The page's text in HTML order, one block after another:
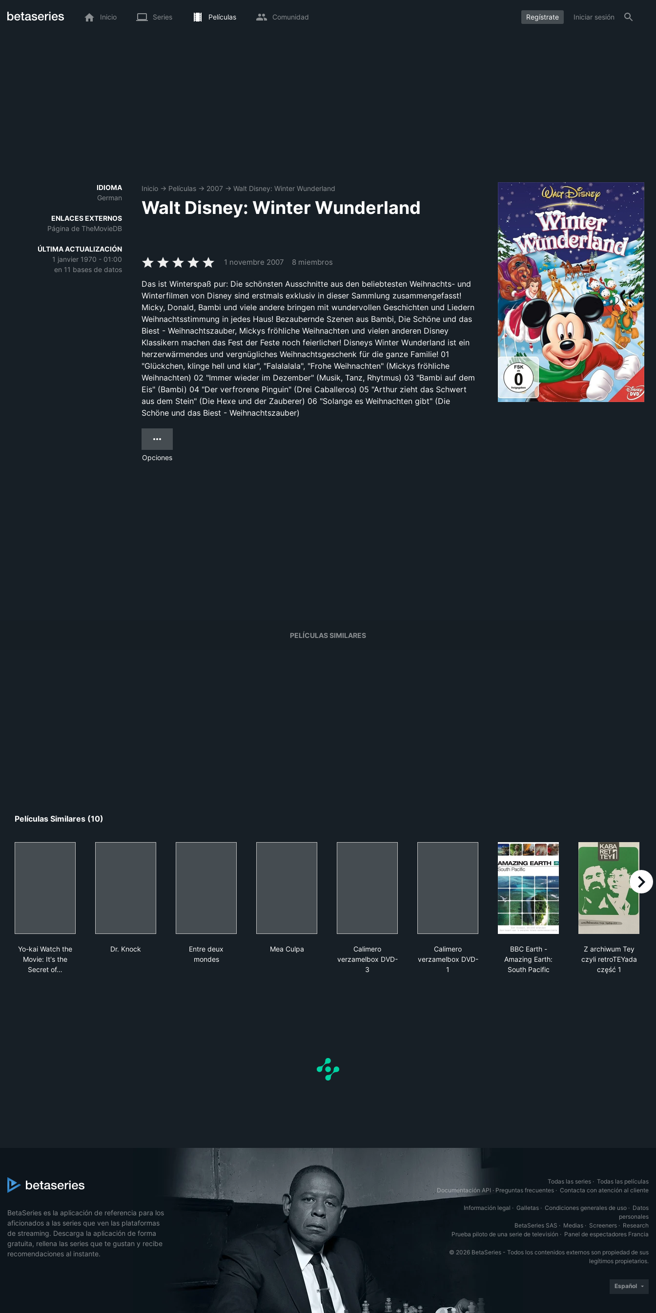
Inicio Series Películas Comunidad Regístrate Iniciar sesión
IDIOMA
German
ENLACES EXTERNOS
Página de TheMovieDB
ÚLTIMA ACTUALIZACIÓN
1 janvier 1970 - 01:00
en 11 bases de datos
Inicio → Películas → 2007 → Walt Disney: Winter Wunderland
Walt Disney: Winter Wunderland
1 novembre 2007 8 miembros
Das ist Winterspaß pur: Die schönsten Ausschnitte aus den beliebtesten Weihnachts- und
Winterfilmen von Disney sind erstmals exklusiv in dieser Sammlung zusammengefasst!
Micky, Donald, Bambi und viele andere bringen mit wundervollen Geschichten und Liedern
Weihnachtsstimmung in jedes Haus! Bezaubernde Szenen aus Bambi, Die Schöne und das
Biest - Weihnachtszauber, Mickys fröhliche Weihnachten und vielen anderen Disney
Klassikern machen das Fest der Feste noch feierlicher! Disneys Winter Wunderland ist ein
herzerwärmendes und vergnügliches Weihnachtsgeschenk für die ganze Familie! 01
"Glückchen, klinge hell und klar", "Falalalala", "Frohe Weihnachten" (Mickys fröhliche
Weihnachten) 02 "Immer wieder im Dezember" (Musik, Tanz, Rhytmus) 03 "Bambi auf dem
Eis" (Bambi) 04 "Der verfrorene Pinguin" (Drei Caballeros) 05 "Arthur zieht das Schwert
aus dem Stein" (Die Hexe und der Zauberer) 06 "Solange es Weihnachten gibt" (Die
Schöne und das Biest - Weihnachtszauber)
Opciones
PELÍCULAS SIMILARES
Películas Similares (10)
Yo-kai Watch the
Movie: It's the
Secret of…
Dr. Knock
Entre deux
mondes
Mea Culpa
Calimero
verzamelbox DVD-
3
Calimero
verzamelbox DVD-
1
BBC Earth -
Amazing Earth:
South Pacific
Z archiwum Tey
czyli retroTEYada
część 1
right
BetaSeries es la aplicación de referencia para los
aficionados a las series que ven las plataformas
de streaming. Descarga la aplicación de forma
gratuita, rellena las series que te gustan y recibe
recomendaciones al instante.
Todas las series · Todas las películas
Documentación API · Preguntas frecuentes · Contacta con atención al cliente
Información legal · Galletas · Condiciones generales de uso · Datos
personales
BetaSeries SAS · Medias · Screeners · Research
Prueba piloto de una serie de televisión · Panel de espectadores Francia
© 2026 BetaSeries - Todos los contenidos externos son propiedad de sus
legítimos propietarios.
Español